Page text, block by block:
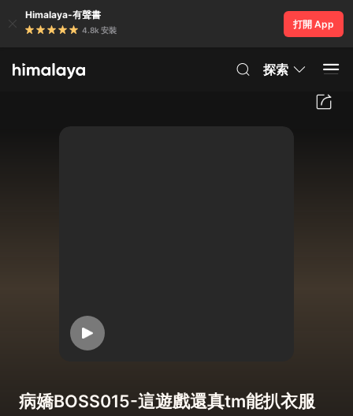
Himalaya-有聲書
4.8k 安裝
打開 App
探索
病嬌BOSS015-這遊戲還真tm能扒衣服